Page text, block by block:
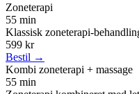
Zoneterapi
55 min
Klassisk zoneterapi-
599 kr
Bestil →
Kombi zoneterapi + massage
55 min